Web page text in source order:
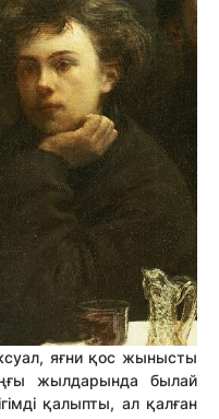
яғни қос жынысты
жылдарында былай
қалыпты, ал қалған